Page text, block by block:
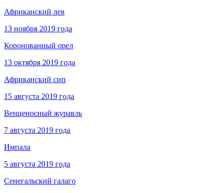
Африканский лев
13 ноября 2019 года
Коронованный орел
13 октября 2019 года
Африканский сип
15 августа 2019 года
Венценосный журавль
7 августа 2019 года
Импала
5 августа 2019 года
Сенегальский галаго